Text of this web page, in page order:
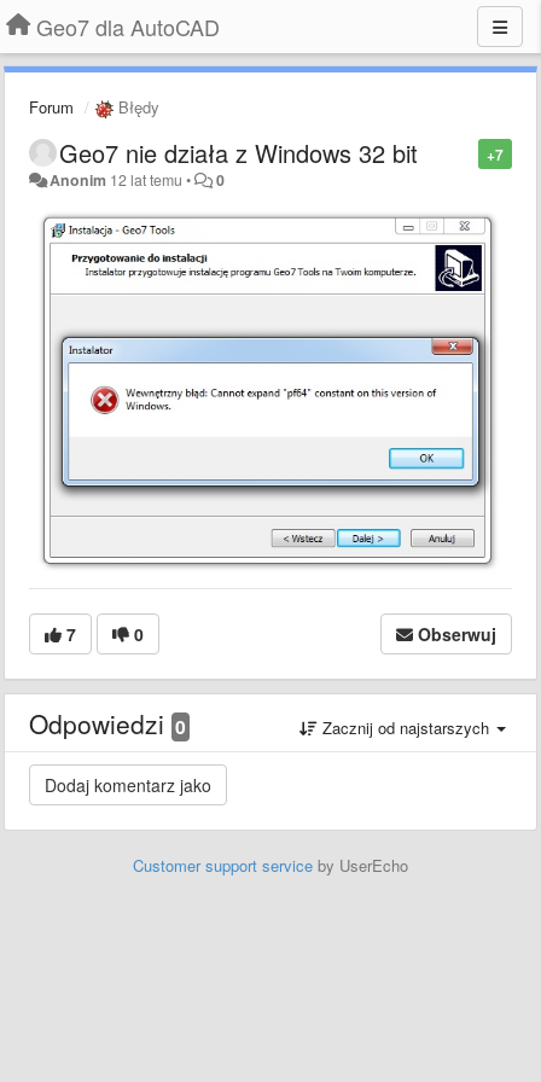
Geo7 dla AutoCAD
Forum Błędy
+7
Geo7 nie działa z Windows 32 bit
Anonim 12 lat temu • 0
7 0 Obserwuj
Odpowiedzi 0 Zacznij od najstarszych
Customer support service by UserEcho